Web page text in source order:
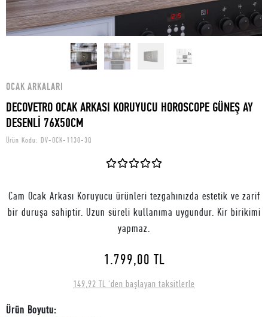
OCAK ARKALARI
DECOVETRO OCAK ARKASI KORUYUCU HOROSCOPE GÜNEŞ AY
DESENLİ 76X50CM
Ürün Kodu: DV-OCK-1130-3Q
Cam Ocak Arkası Koruyucu ürünleri tezgahınızda estetik ve zarif
bir duruşa sahiptir. Uzun süreli kullanıma uygundur. Kir birikimi
yapmaz.
1.799,00 TL
149,92 TL 'den başlayan taksitlerle
Ürün Boyutu: